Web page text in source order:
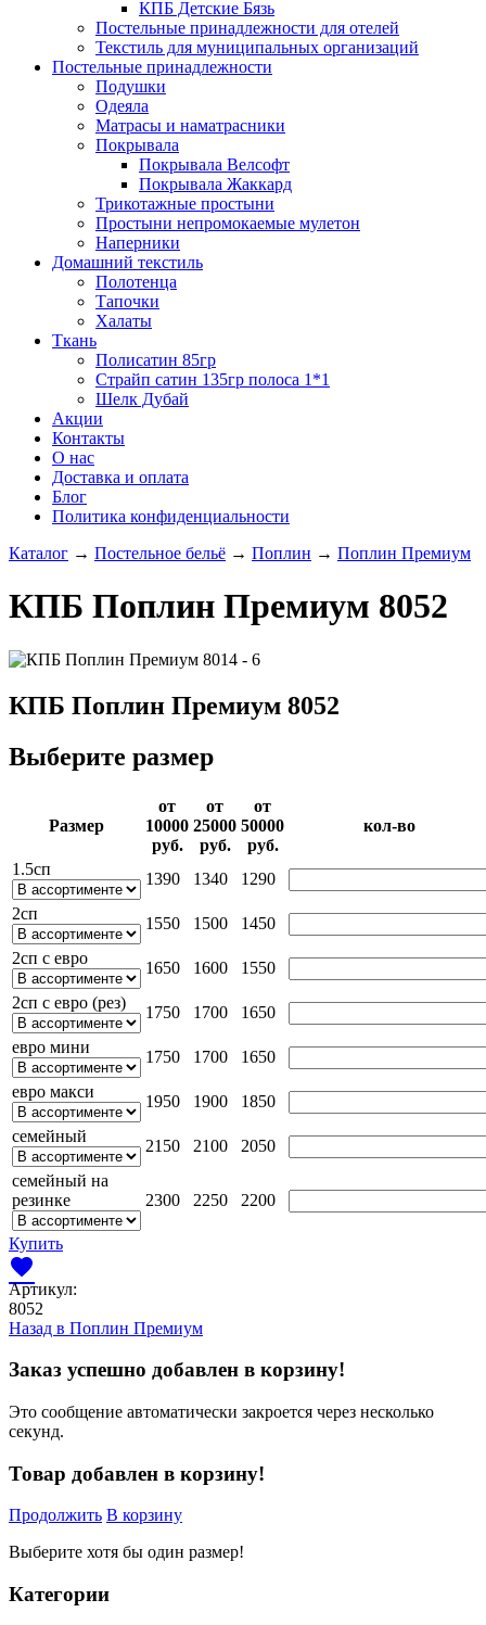
КПБ Детские Бязь
Постельные принадлежности для отелей
Текстиль для муниципальных организаций
Постельные принадлежности
Подушки
Одеяла
Матрасы и наматрасники
Покрывала
Покрывала Велсофт
Покрывала Жаккард
Трикотажные простыни
Простыни непромокаемые мулетон
Наперники
Домашний текстиль
Полотенца
Тапочки
Халаты
Ткань
Полисатин 85гр
Страйп сатин 135гр полоса 1*1
Шелк Дубай
Акции
Контакты
О нас
Доставка и оплата
Блог
Политика конфиденциальности
Каталог → Постельное бельё → Поплин → Поплин Премиум
КПБ Поплин Премиум 8052
КПБ Поплин Премиум 8052
Выберите размер
Раз­мер
от
10000­
руб.
от
25000­
руб.
от
50000­
руб.
кол-во
1.5сп
1390 1340
1290
2сп
1550 1500
1450
2сп с евро
1650 1600
1550
2сп с евро (рез)
1750 1700
1650
евро мини
1750 1700
1650
евро макси
1950 1900
1850
семейный
2150 2100
2050
семейный на
резинке
2300 2250 2200
Купить
favorite
Артикул:
8052
Назад в Поплин Премиум
Заказ успешно добавлен в корзину!
Это сообщение автоматически закроется через несколько
секунд.
Товар добавлен в корзину!
Продолжить В корзину
Выберите хотя бы один размер!
Категории